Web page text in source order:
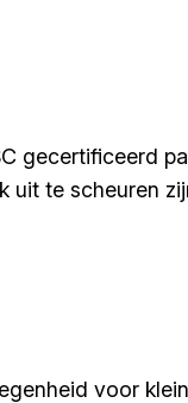
gecertificeerd
uit te scheuren
voor